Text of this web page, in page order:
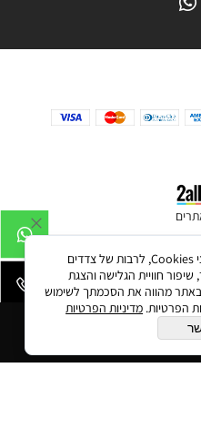
לידיעתך, באתרנו נעשה שימוש בקבצי Cookies, לרבות של צדדים
חוויית הגלישה והצגת
מהווה את הסכמתך לשימוש
הפרטיות. מדיניות הפרטיות